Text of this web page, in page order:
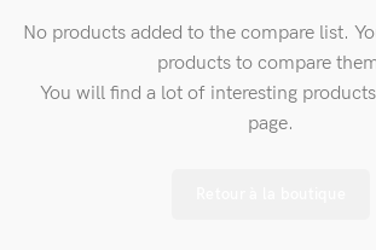
No products added to the compare list.
products to compare
You will find a lot of interesting
page.